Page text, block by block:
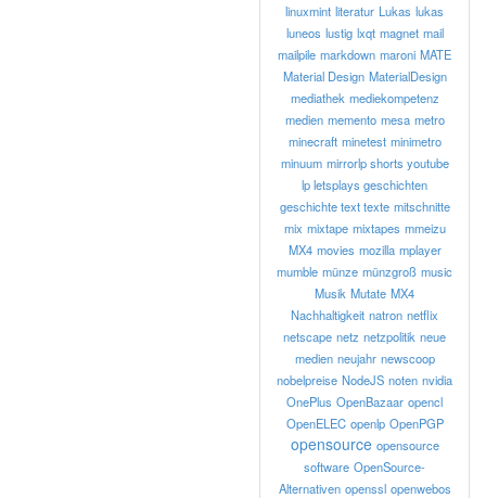
linuxmint literatur Lukas lukas
luneos lustig lxqt magnet mail
mailpile markdown maroni MATE
Material Design MaterialDesign
mediathek mediekompetenz
medien memento mesa metro
minecraft minetest minimetro
minuum mirrorlp shorts youtube
lp letsplays geschichten
geschichte text texte mitschnitte
mix mixtape mixtapes mmeizu
MX4 movies mozilla mplayer
mumble münze münzgroß music
Musik Mutate MX4
Nachhaltigkeit natron netflix
netscape netz netzpolitik neue
medien neujahr newscoop
nobelpreise NodeJS noten nvidia
OnePlus OpenBazaar opencl
OpenELEC openlp OpenPGP
opensource opensource
software OpenSource-
Alternativen openssl openwebos